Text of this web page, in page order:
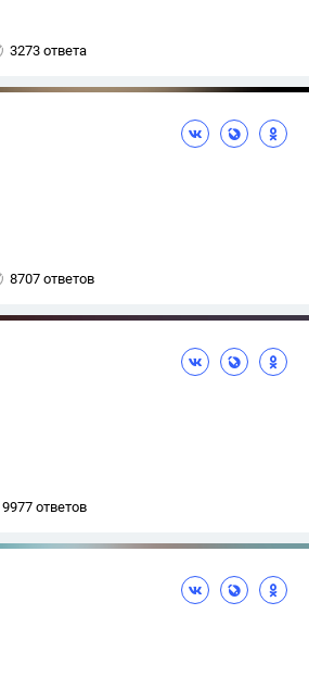
3273 ответа
8707 ответов
9977 ответов